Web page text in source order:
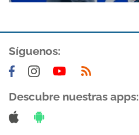
Síguenos:
Descubre nuestras apps: